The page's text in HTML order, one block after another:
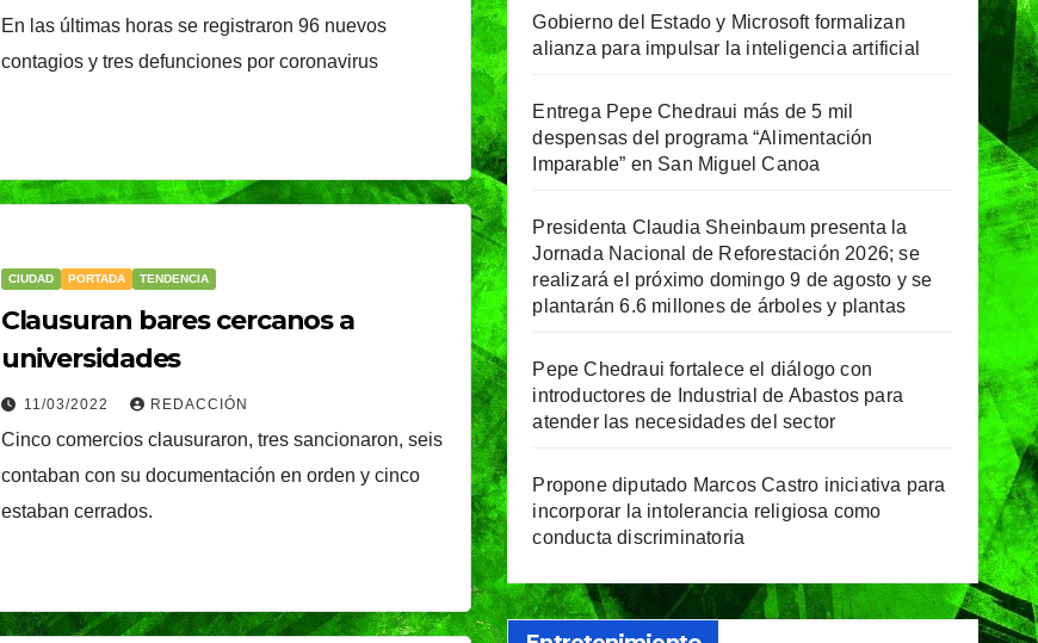
En las últimas horas se registraron 96 nuevos
contagios y tres defunciones por coronavirus
CIUDAD PORTADA TENDENCIA
Clausuran bares cercanos a
universidades
11/03/2022 REDACCIÓN
Cinco comercios clausuraron, tres sancionaron, seis
contaban con su documentación en orden y cinco
estaban cerrados.
Gobierno del Estado y Microsoft formalizan
alianza para impulsar la inteligencia artificial
Entrega Pepe Chedraui más de 5 mil
despensas del programa “Alimentación
Imparable” en San Miguel Canoa
Presidenta Claudia Sheinbaum presenta la
Jornada Nacional de Reforestación 2026; se
realizará el próximo domingo 9 de agosto y se
plantarán 6.6 millones de árboles y plantas
Pepe Chedraui fortalece el diálogo con
introductores de Industrial de Abastos para
atender las necesidades del sector
Propone diputado Marcos Castro iniciativa para
incorporar la intolerancia religiosa como
conducta discriminatoria